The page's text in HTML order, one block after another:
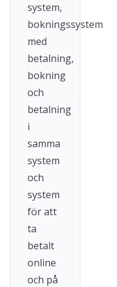
system,
bokningssystem
med
betalning,
bokning
och
betalning
i
samma
system
och
system
för att
ta
betalt
online
och på